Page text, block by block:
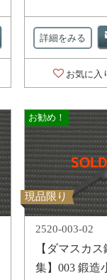
詳細をみる
お気に入
お勧め！
現品限り
2520-003-02
【ダマスカ
集】003 鍛造